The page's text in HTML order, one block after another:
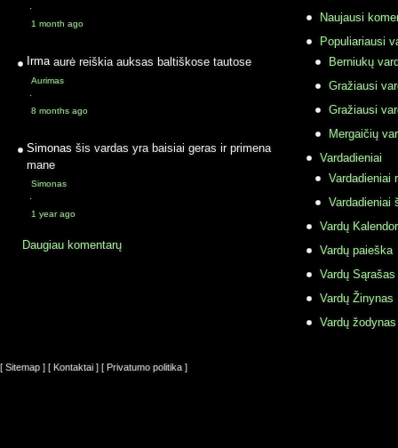
·
1 month ago
Irma aurė reiškia auksas baltiškose tautose
Aurimas
·
8 months ago
Simonas šis vardas yra baisiai geras ir primena
mane
Simonas
·
1 year ago
Daugiau komentarų
Naujausi
Populiariausi
Berniukų
Gražiausi
Gražiausi
Mergaičių
Vardadieniai
Vardadieniai
Vardadieniai
Vardų
Vardų paieška
Vardų Sąrašas
Vardų Žinynas
Vardų
[ Sitemap ] [ Kontaktai ] [ Privatumo politika ]